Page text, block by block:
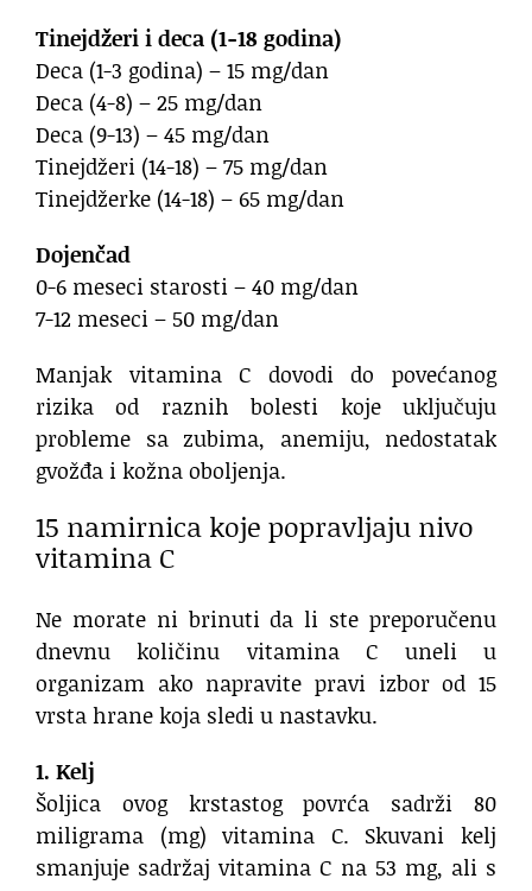
Tinejdžeri i deca (1-18 godina)
Deca (1-3 godina) – 15 mg/dan
Deca (4-8) – 25 mg/dan
Deca (9-13) – 45 mg/dan
Tinejdžeri (14-18) – 75 mg/dan
Tinejdžerke (14-18) – 65 mg/dan
Dojenčad
0-6 meseci starosti – 40 mg/dan
7-12 meseci – 50 mg/dan
Manjak vitamina C dovodi do povećanog
rizika od raznih bolesti koje uključuju
probleme sa zubima, anemiju, nedostatak
gvožđa i kožna oboljenja.
15 namirnica koje popravljaju nivo
vitamina C
Ne morate ni brinuti da li ste preporučenu
dnevnu količinu vitamina C uneli u
organizam ako napravite pravi izbor od 15
vrsta hrane koja sledi u nastavku.
1. Kelj
Šoljica ovog krstastog povrća sadrži 80
miligrama (mg) vitamina C. Skuvani kelj
smanjuje sadržaj vitamina C na 53 mg, ali s